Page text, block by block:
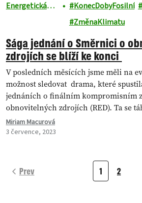
Energetická
KonecDobyFosilní
ZměnaKlimatu
Sága jednání o Směrnici o
zdrojích se blíží ke konci
V posledních měsících jsme měli na
možnost sledovat drama, které
jednáních o finálním kompromisním
obnovitelných zdrojích (RED). Ta se
Miriam Macurová
3 července, 2023
Prev 1 2